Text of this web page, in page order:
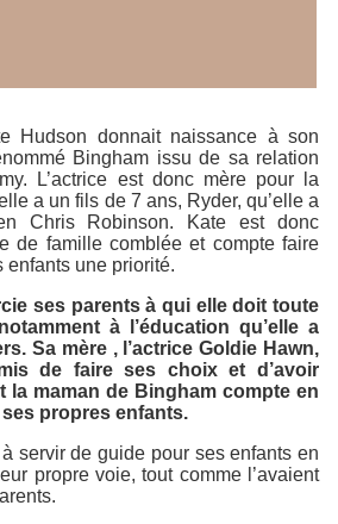
Hudson donnait naissance à son
Bingham issu de sa relation
L’actrice est donc mère pour la
a un fils de 7 ans, Ryder, qu’elle a
Chris Robinson. Kate est donc
de famille comblée et compte faire
enfants une priorité.
ses parents à qui elle doit toute
à l’éducation qu’elle a
Sa mère , l’actrice Goldie Hawn,
de faire ses choix et d’avoir
la maman de Bingham compte en
propres enfants.
servir de guide pour ses enfants en
propre voie, tout comme l’avaient